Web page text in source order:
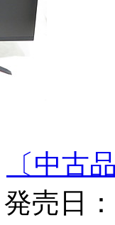
〔中古
発売日